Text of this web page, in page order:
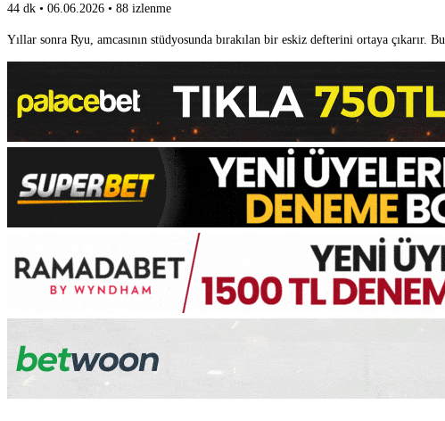
44 dk • 06.06.2026 • 88 izlenme
Yıllar sonra Ryu, amcasının stüdyosunda bırakılan bir eskiz defterini ortaya çıkarır.